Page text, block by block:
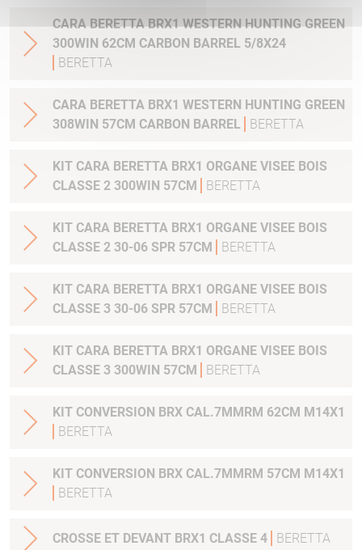
CARA BERETTA BRX1 WESTERN HUNTING GREEN
300WIN 62CM CARBON BARREL 5/8X24
BERETTA
CARA BERETTA BRX1 WESTERN HUNTING GREEN
308WIN 57CM CARBON BARREL
BERETTA
KIT CARA BERETTA BRX1 ORGANE VISEE BOIS
CLASSE 2 300WIN 57CM
BERETTA
KIT CARA BERETTA BRX1 ORGANE VISEE BOIS
CLASSE 2 30-06 SPR 57CM
BERETTA
KIT CARA BERETTA BRX1 ORGANE VISEE BOIS
CLASSE 3 30-06 SPR 57CM
BERETTA
KIT CARA BERETTA BRX1 ORGANE VISEE BOIS
CLASSE 3 300WIN 57CM
BERETTA
KIT CONVERSION BRX CAL.7MMRM 62CM M14X1
BERETTA
KIT CONVERSION BRX CAL.7MMRM 57CM M14X1
BERETTA
CROSSE ET DEVANT BRX1 CLASSE 4 BERETTA